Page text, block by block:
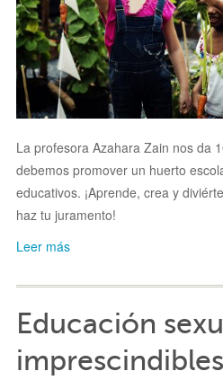
La profesora Azahara Zain nos da
debemos promover un huerto
educativos. ¡Aprende, crea y
haz tu juramento!
Leer más
Educación